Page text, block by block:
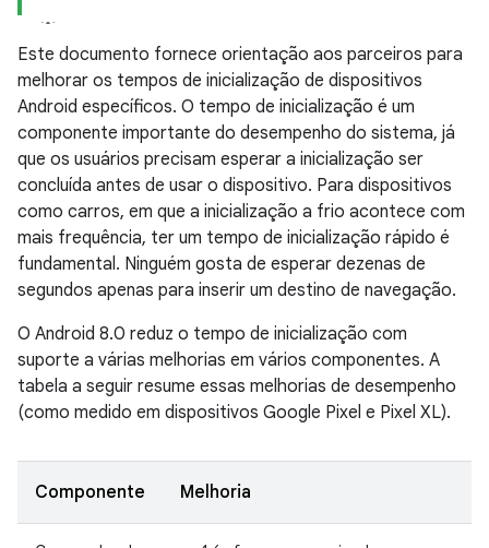
Este documento fornece orientação aos parceiros para
melhorar os tempos de inicialização de dispositivos
Android específicos. O tempo de inicialização é um
componente importante do desempenho do sistema, já
que os usuários precisam esperar a inicialização ser
concluída antes de usar o dispositivo. Para dispositivos
como carros, em que a inicialização a frio acontece com
mais frequência, ter um tempo de inicialização rápido é
fundamental. Ninguém gosta de esperar dezenas de
segundos apenas para inserir um destino de navegação.
O Android 8.0 reduz o tempo de inicialização com
suporte a várias melhorias em vários componentes. A
tabela a seguir resume essas melhorias de desempenho
(como medido em dispositivos Google Pixel e Pixel XL).
Componente Melhoria